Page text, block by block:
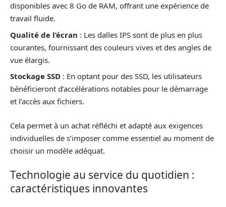
disponibles avec 8 Go de RAM, offrant une expérience de
travail fluide.
Qualité de l’écran : Les dalles IPS sont de plus en plus
courantes, fournissant des couleurs vives et des angles de
vue élargis.
Stockage SSD : En optant pour des SSD, les utilisateurs
bénéficieront d’accélérations notables pour le démarrage
et l’accès aux fichiers.
Cela permet à un achat réfléchi et adapté aux exigences
individuelles de s’imposer comme essentiel au moment de
choisir un modèle adéquat.
Technologie au service du quotidien :
caractéristiques innovantes